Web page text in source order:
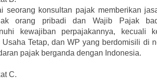
seorang konsultan pajak memberikan
orang pribadi dan Wajib Pajak
kewajiban perpajakannya, kecuali
Tetap, dan WP yang berdomisili di
pajak berganda dengan Indonesia.
C.